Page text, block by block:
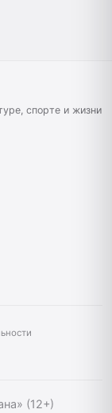
спорте и жизни
(12+)